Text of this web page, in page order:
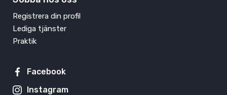
Registrera din profil
Lediga tjänster
Praktik
Facebook
Instagram